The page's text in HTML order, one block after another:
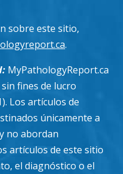
sobre este sitio,
.
MyPathologyReport.ca
fines de lucro
Los artículos de
únicamente a
no abordan
artículos de este sitio
el diagnóstico o el